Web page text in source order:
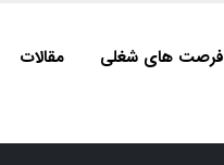
فرصت های شغلی مقالات